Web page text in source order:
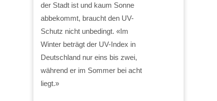
der Stadt ist und kaum Sonne
abbekommt, braucht den UV-
Schutz nicht unbedingt. «Im
Winter beträgt der UV-Index in
Deutschland nur eins bis zwei,
während er im Sommer bei acht
liegt.»